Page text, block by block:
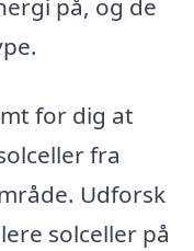
på, og de
for dig at
fra
Udforsk
solceller på